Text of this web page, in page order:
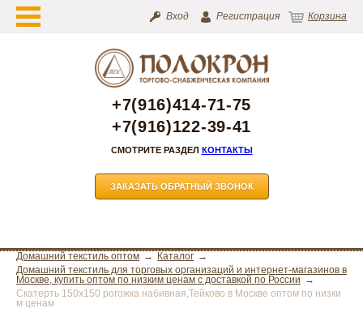
Вход Регистрация Корзина
+7(916)414-71-75
+7(916)122-39-41
СМОТРИТЕ РАЗДЕЛ КОНТАКТЫ
ЗАКАЗАТЬ ОБРАТНЫЙ ЗВОНОК
Домашний текстиль оптом
Каталог
Домашний текстиль для торговых организаций и интернет-магазинов в
Москве, купить оптом по низким ценам с доставкой по России
Скатерть 150х150 рогожка набивная,Тейково в Москве оптом по низки
м ценам